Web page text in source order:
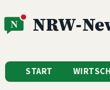
START